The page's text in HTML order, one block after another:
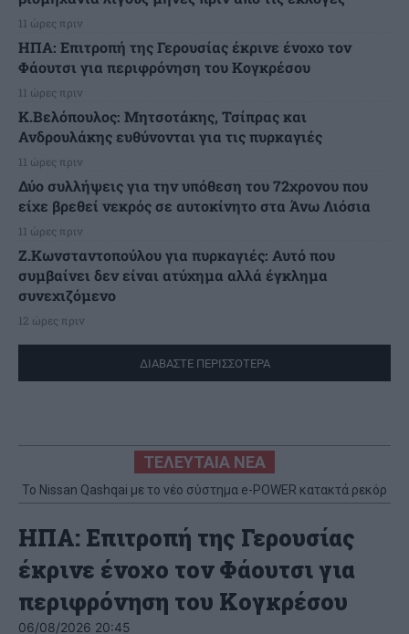
11 ώρες πριν
ΗΠΑ: Επιτροπή της Γερουσίας έκρινε ένοχο τον
Φάουτσι για περιφρόνηση του Κογκρέσου
11 ώρες πριν
K.Βελόπουλος: Μητσοτάκης, Τσίπρας και
Ανδρουλάκης ευθύνονται για τις πυρκαγιές
11 ώρες πριν
Δύο συλλήψεις για την υπόθεση του 72χρονου που
είχε βρεθεί νεκρός σε αυτοκίνητο στα Άνω Λιόσια
11 ώρες πριν
Ζ.Κωνσταντοπούλου για πυρκαγιές: Αυτό που
συμβαίνει δεν είναι ατύχημα αλλά έγκλημα
συνεχιζόμενο
12 ώρες πριν
ΔΙΑΒΑΣΤΕ ΠΕΡΙΣΣΟΤΕΡΑ